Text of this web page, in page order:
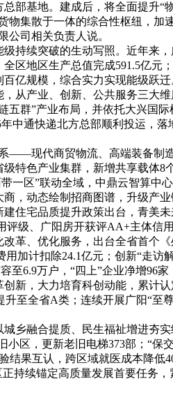
部基地。建成后，将全面提升
物集散于一体的综合性枢纽，
公司相关负责人说。
持续突破的生动写照。近年来
区地区生产总值完成591.5亿
亿规模，综合实力实现能级跃迁
从产业、创新、公共服务三大
群”产业布局，并依托大兴国
中通快递北方总部顺利投运，
——现代商贸物流、高端装备
特色产业集群，新增共享载体
一区”联动全域，中鼎云智算
，动态绘制招商图谱，升级产
住宅品质提升政策出台，青美
级、广阳房开获评AA+主体信用
革、优化服务，出台全省首个
加计扣除24.1亿元；创新“走
6.9万户，“四上”企业净增96
新，大力培育科创动能，累计
至全省A类；连续开展广阳“
乡融合提质、民生福祉增进夯
区，更新老旧电梯373部；“
果互认，跨区域就医成本降低
持续锚定高质量发展首要任务